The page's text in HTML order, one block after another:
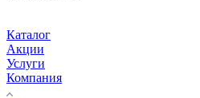
Каталог
Акции
Услуги
Компания